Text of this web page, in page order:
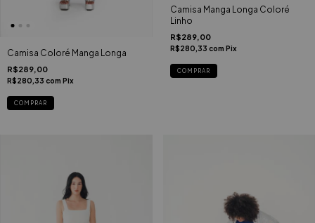
Camisa Coloré Manga Longa
R$289,00
R$280,33 com Pix
COMPRAR
Camisa Manga Longa Coloré
Linho
R$289,00
R$280,33 com Pix
COMPRAR